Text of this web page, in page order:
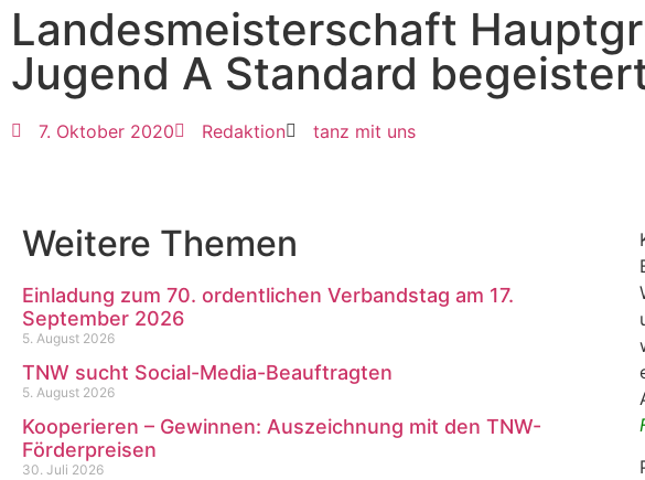
Landesmeisterschaft
Jugend A Standard
7. Oktober 2020 Redaktion tanz mit uns
Weitere Themen
Einladung zum 70. ordentlichen Verbandstag am 17.
September 2026
5. August 2026
TNW sucht Social-Media-Beauftragten
5. August 2026
Kooperieren – Gewinnen: Auszeichnung mit den TNW-
Förderpreisen
30. Juli 2026